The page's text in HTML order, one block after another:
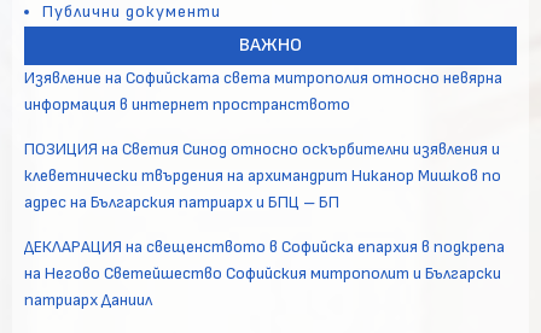
Публични документи
ВАЖНО
Изявление на Софийската света митрополия относно невярна
информация в интернет пространството
ПОЗИЦИЯ на Светия Синод относно оскърбителни изявления и
клеветнически твърдения на архимандрит Никанор Мишков по
адрес на Българския патриарх и БПЦ – БП
ДЕКЛАРАЦИЯ на свещенството в Софийска епархия в подкрепа
на Негово Светейшество Софийския митрополит и Български
патриарх Даниил